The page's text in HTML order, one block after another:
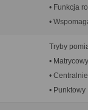
• Funkcja
•
Tryby
• Matrycowy
•
• Punktowy